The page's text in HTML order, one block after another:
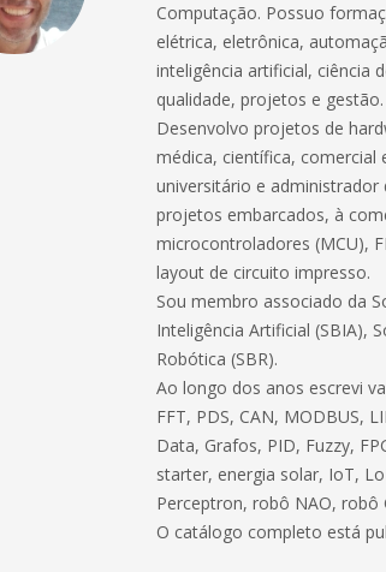
Computação. Possuo
elétrica, eletrônica,
inteligência artificial, ciência
qualidade, projetos e
Desenvolvo projetos de
médica, científica,
universitário e administrador
projetos embarcados, à
microcontroladores (MCU),
layout de circuito impresso.
Sou membro associado da
Inteligência Artificial (SBIA),
Robótica (SBR).
Ao longo dos anos escrevi
FFT, PDS, CAN, MODBUS,
Data, Grafos, PID, Fuzzy,
starter, energia solar, IoT,
Perceptron, robô NAO, robô
O catálogo completo está